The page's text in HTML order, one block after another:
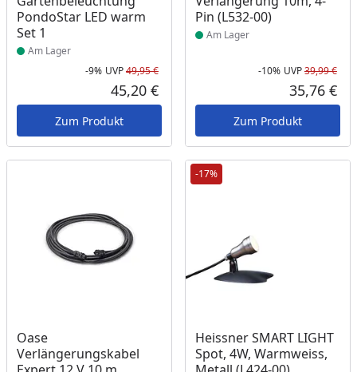
PondoStar LED warm
Set 1
Am Lager
Rabatt in Prozent
-9%
Ursprünglicher Preis
UVP49,95 €
Aktueller Preis
45,20 €
Zum Produkt
Pin (L532-00)
Am Lager
-10% UVP39,99 €
35,76 €
Zum Produkt
Oase
Verlängerungskabel
Produkt am Lager
-17%
Heissner SMART LIGHT
Spot, 4W, Warmweiss,
Produkt am Lager